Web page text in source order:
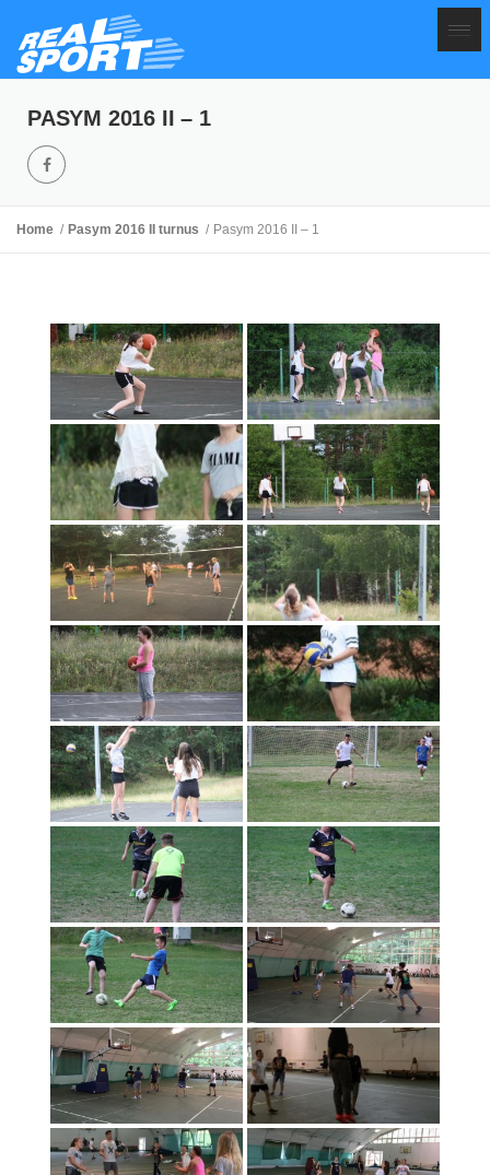
PASYM 2016 II – 1
Home Pasym 2016 II turnus Pasym 2016 II – 1